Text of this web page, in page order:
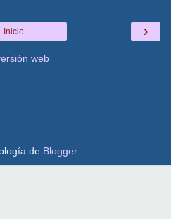
›
Inicio
web
de Blogger.